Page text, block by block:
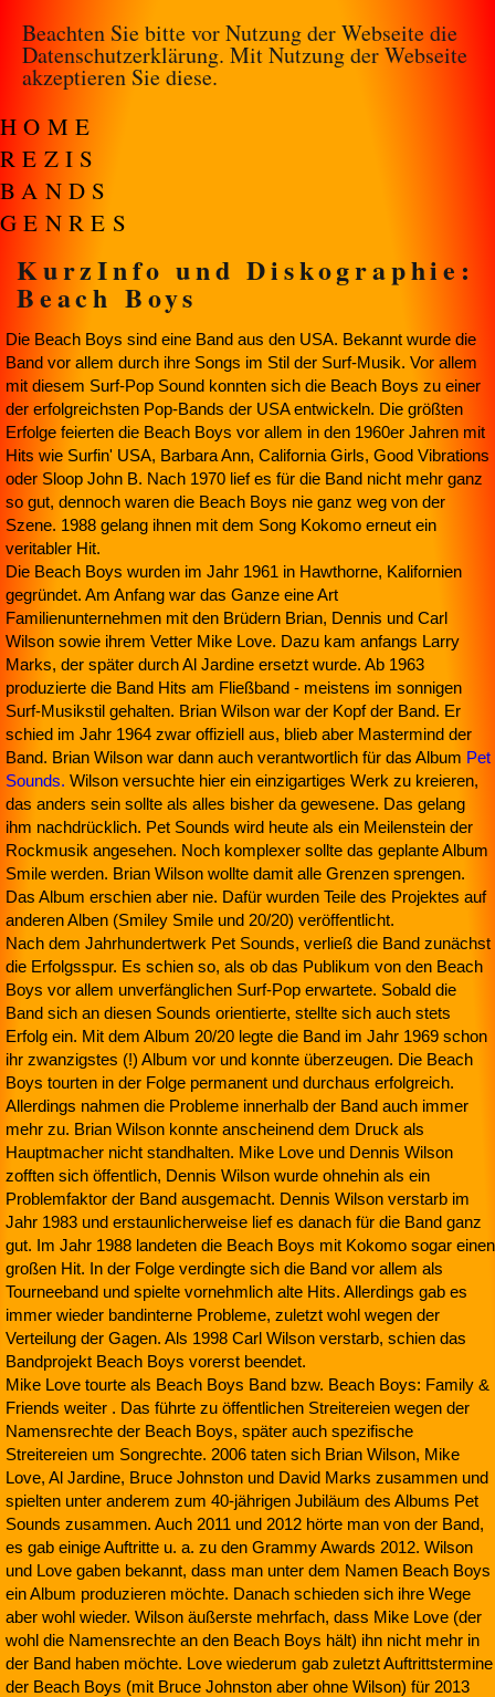
Beachten Sie bitte vor Nutzung der Webseite die
Datenschutzerklärung. Mit Nutzung der Webseite
akzeptieren Sie diese.
HOME
REZIS
BANDS
GENRES
KurzInfo und Diskographie:
Beach Boys
Die Beach Boys sind eine Band aus den USA. Bekannt wurde die
Band vor allem durch ihre Songs im Stil der Surf-Musik. Vor allem
mit diesem Surf-Pop Sound konnten sich die Beach Boys zu einer
der erfolgreichsten Pop-Bands der USA entwickeln. Die größten
Erfolge feierten die Beach Boys vor allem in den 1960er Jahren mit
Hits wie Surfin' USA, Barbara Ann, California Girls, Good Vibrations
oder Sloop John B. Nach 1970 lief es für die Band nicht mehr ganz
so gut, dennoch waren die Beach Boys nie ganz weg von der
Szene. 1988 gelang ihnen mit dem Song Kokomo erneut ein
veritabler Hit.
Die Beach Boys wurden im Jahr 1961 in Hawthorne, Kalifornien
gegründet. Am Anfang war das Ganze eine Art
Familienunternehmen mit den Brüdern Brian, Dennis und Carl
Wilson sowie ihrem Vetter Mike Love. Dazu kam anfangs Larry
Marks, der später durch Al Jardine ersetzt wurde. Ab 1963
produzierte die Band Hits am Fließband - meistens im sonnigen
Surf-Musikstil gehalten. Brian Wilson war der Kopf der Band. Er
schied im Jahr 1964 zwar offiziell aus, blieb aber Mastermind der
Band. Brian Wilson war dann auch verantwortlich für das Album Pet
Sounds. Wilson versuchte hier ein einzigartiges Werk zu kreieren,
das anders sein sollte als alles bisher da gewesene. Das gelang
ihm nachdrücklich. Pet Sounds wird heute als ein Meilenstein der
Rockmusik angesehen. Noch komplexer sollte das geplante Album
Smile werden. Brian Wilson wollte damit alle Grenzen sprengen.
Das Album erschien aber nie. Dafür wurden Teile des Projektes auf
anderen Alben (Smiley Smile und 20/20) veröffentlicht.
Nach dem Jahrhundertwerk Pet Sounds, verließ die Band zunächst
die Erfolgsspur. Es schien so, als ob das Publikum von den Beach
Boys vor allem unverfänglichen Surf-Pop erwartete. Sobald die
Band sich an diesen Sounds orientierte, stellte sich auch stets
Erfolg ein. Mit dem Album 20/20 legte die Band im Jahr 1969 schon
ihr zwanzigstes (!) Album vor und konnte überzeugen. Die Beach
Boys tourten in der Folge permanent und durchaus erfolgreich.
Allerdings nahmen die Probleme innerhalb der Band auch immer
mehr zu. Brian Wilson konnte anscheinend dem Druck als
Hauptmacher nicht standhalten. Mike Love und Dennis Wilson
zofften sich öffentlich, Dennis Wilson wurde ohnehin als ein
Problemfaktor der Band ausgemacht. Dennis Wilson verstarb im
Jahr 1983 und erstaunlicherweise lief es danach für die Band ganz
gut. Im Jahr 1988 landeten die Beach Boys mit Kokomo sogar einen
großen Hit. In der Folge verdingte sich die Band vor allem als
Tourneeband und spielte vornehmlich alte Hits. Allerdings gab es
immer wieder bandinterne Probleme, zuletzt wohl wegen der
Verteilung der Gagen. Als 1998 Carl Wilson verstarb, schien das
Bandprojekt Beach Boys vorerst beendet.
Mike Love tourte als Beach Boys Band bzw. Beach Boys: Family &
Friends weiter . Das führte zu öffentlichen Streitereien wegen der
Namensrechte der Beach Boys, später auch spezifische
Streitereien um Songrechte. 2006 taten sich Brian Wilson, Mike
Love, Al Jardine, Bruce Johnston und David Marks zusammen und
spielten unter anderem zum 40-jährigen Jubiläum des Albums Pet
Sounds zusammen. Auch 2011 und 2012 hörte man von der Band,
es gab einige Auftritte u. a. zu den Grammy Awards 2012. Wilson
und Love gaben bekannt, dass man unter dem Namen Beach Boys
ein Album produzieren möchte. Danach schieden sich ihre Wege
aber wohl wieder. Wilson äußerste mehrfach, dass Mike Love (der
wohl die Namensrechte an den Beach Boys hält) ihn nicht mehr in
der Band haben möchte. Love wiederum gab zuletzt Auftrittstermine
der Beach Boys (mit Bruce Johnston aber ohne Wilson) für 2013